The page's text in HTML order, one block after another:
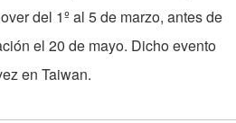
del 1º al 5 de marzo, antes de
el 20 de mayo. Dicho evento
en Taiwan.